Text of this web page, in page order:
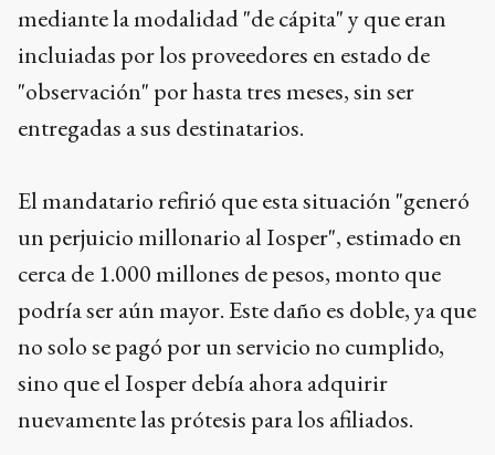
mediante la modalidad "de cápita" y que eran
incluiadas por los proveedores en estado de
"observación" por hasta tres meses, sin ser
entregadas a sus destinatarios.
El mandatario refirió que esta situación "generó
un perjuicio millonario al Iosper", estimado en
cerca de 1.000 millones de pesos, monto que
podría ser aún mayor. Este daño es doble, ya que
no solo se pagó por un servicio no cumplido,
sino que el Iosper debía ahora adquirir
nuevamente las prótesis para los afiliados.